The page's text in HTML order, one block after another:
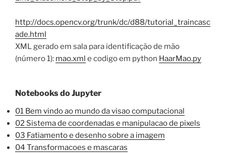
http://docs.opencv.org/trunk/dc/d88/tutorial_traincasc
ade.html
XML gerado em sala para identificação de mão
(número 1): mao.xml e codigo em python HaarMao.py
Notebooks do Jupyter
01 Bem vindo ao mundo da visao computacional
02 Sistema de coordenadas e manipulacao de pixels
03 Fatiamento e desenho sobre a imagem
04 Transformacoes e mascaras